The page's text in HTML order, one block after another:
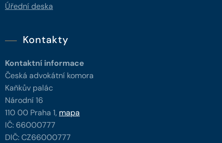
Úřední deska
Kontakty
Kontaktní informace
Česká advokátní komora
Kaňkův palác
Národní 16
110 00 Praha 1, mapa
IČ: 66000777
DIČ: CZ66000777